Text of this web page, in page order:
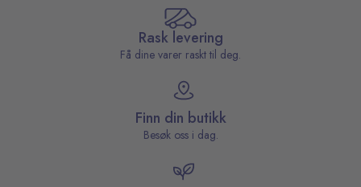
Rask levering
Få dine varer raskt til deg.
Finn din butikk
Besøk oss i dag.